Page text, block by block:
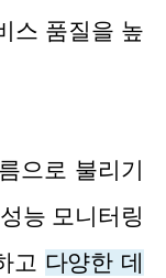
스 품질을 높
으로 불리기
능 모니터링
고 다양한 데